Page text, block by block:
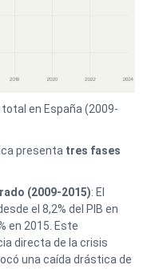
en España (2009-
presenta tres fases
(2009-2015): El
el 8,2% del PIB en
en 2015. Este
directa de la crisis
una caída drástica de